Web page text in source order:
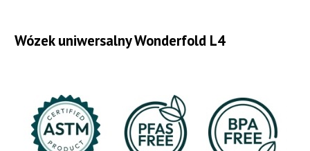
Wózek uniwersalny Wonderfold L4